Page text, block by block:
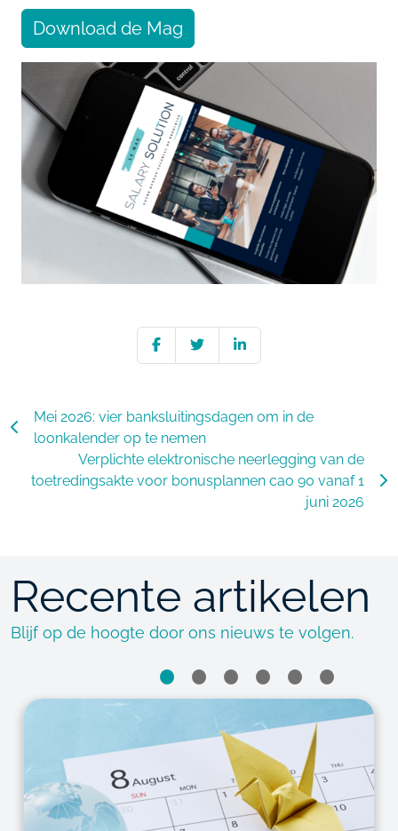
Download de Mag
Mei 2026: vier banksluitingsdagen om in de
loonkalender op te nemen
Verplichte elektronische neerlegging van de
toetredingsakte voor bonusplannen cao 90 vanaf 1
juni 2026
Recente artikelen
Blijf op de hoogte door ons nieuws te volgen.